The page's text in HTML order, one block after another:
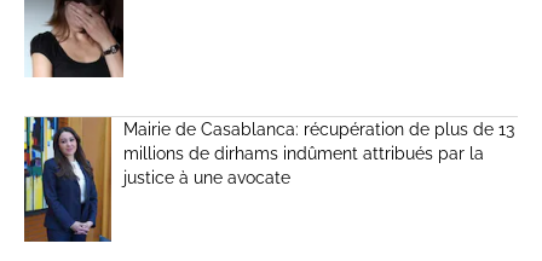
Mairie de Casablanca: récupération de plus de 13
millions de dirhams indûment attribués par la
justice à une avocate